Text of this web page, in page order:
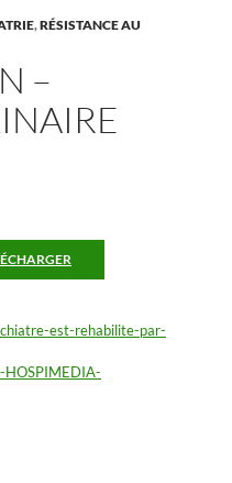
,RÉSISTANCE AU
–
est-rehabilite-par-